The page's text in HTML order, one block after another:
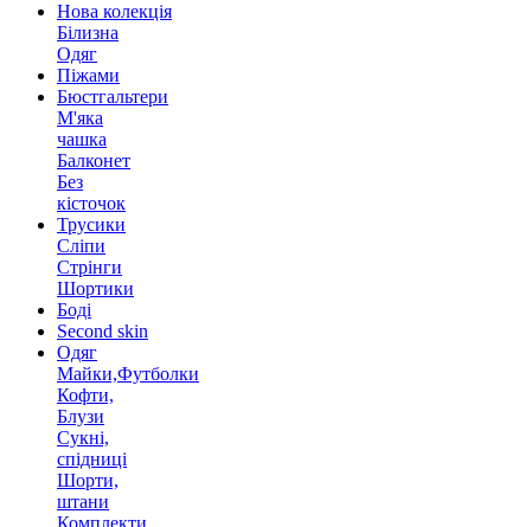
Нова колекція
Білизна
Одяг
Піжами
Бюстгальтери
М'яка
чашка
Балконет
Без
кісточок
Трусики
Сліпи
Стрінги
Шортики
Боді
Second skin
Одяг
Майки,Футболки
Кофти,
Блузи
Сукні,
спідниці
Шорти,
штани
Комплекти